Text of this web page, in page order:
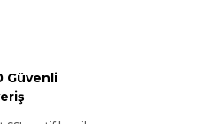
Güvenli